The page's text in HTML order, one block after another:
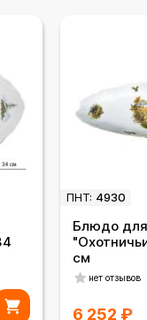
ПНТ: 4930
Блюдо
см
нет отзывов
6 252 ₽